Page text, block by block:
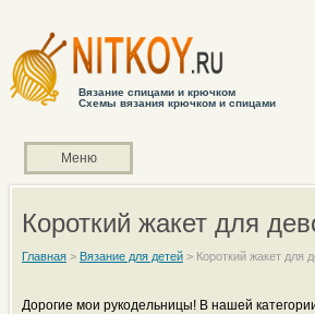
Вязание спицами и крючком
Схемы вязания крючком и спицами
Меню
Короткий жакет для
Главная> Вязание для детей> Короткий жакет для
Дорогие мои рукодельницы! В нашей